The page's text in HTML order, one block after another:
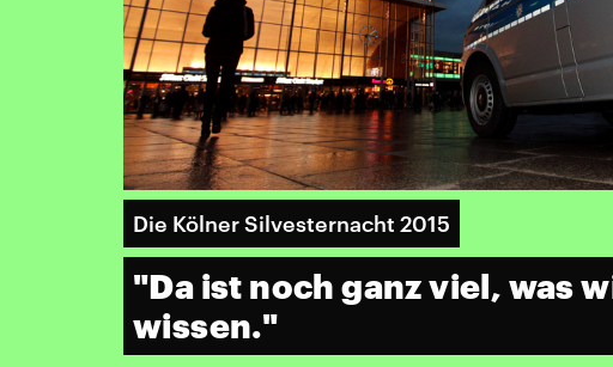
Die Kölner Silvesternacht 2015
"Da ist noch ganz viel, was
wissen."